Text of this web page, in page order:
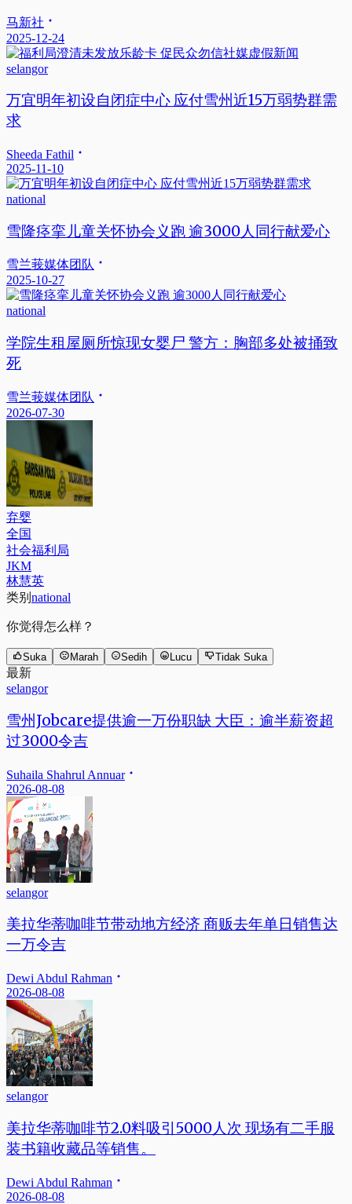
马新社
2025-12-24
selangor
万宜明年初设自闭症中心 应付雪州近15万弱势群需
求
Sheeda Fathil
2025-11-10
national
雪隆痉挛儿童关怀协会义跑 逾3000人同行献爱心
雪兰莪媒体团队
2025-10-27
national
学院生租屋厕所惊现女婴尸 警方：胸部多处被捅致
死
雪兰莪媒体团队
2026-07-30
弃婴
全国
社会福利局
JKM
林慧英
类别 national
你觉得怎么样？
Suka Marah Sedih Lucu Tidak Suka
最新
selangor
雪州Jobcare提供逾一万份职缺 大臣：逾半薪资超
过3000令吉
Suhaila Shahrul Annuar
2026-08-08
selangor
美拉华蒂咖啡节带动地方经济 商贩去年单日销售达
一万令吉
Dewi Abdul Rahman
2026-08-08
selangor
美拉华蒂咖啡节2.0料吸引5000人次 现场有二手服
装书籍收藏品等销售。
Dewi Abdul Rahman
2026-08-08